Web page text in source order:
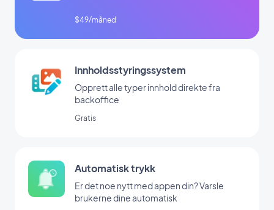
$49/måned
Innholdsstyringssystem
Opprett alle typer innhold direkte fra
backoffice
Gratis
Automatisk trykk
Er det noe nytt med appen din? Varsle
brukerne dine automatisk